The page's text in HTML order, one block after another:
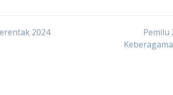
2024
Pemilu